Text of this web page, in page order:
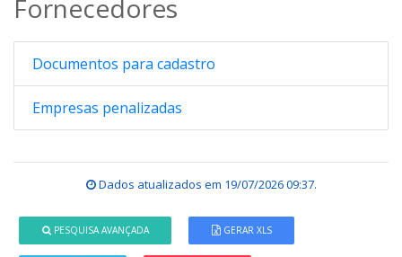
Fornecedores
Documentos para cadastro
Empresas penalizadas
Dados atualizados em 19/07/2026 09:37.
PESQUISA AVANÇADA GERAR XLS